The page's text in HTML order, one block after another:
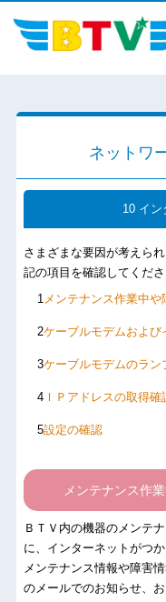
ネットワ
10 イン
さまざまな要因が考えら
記の項目を確認してくださ
メンテナンス作業中
ケーブルモデムおよ
ケーブルモデムのラン
ＩＰアドレスの取得
設定の確認
メンテナンス作
ＢＴＶ内の機器のメンテ
に、インターネットがつ
メンテナンス情報や障害
のメールでのお知らせ、